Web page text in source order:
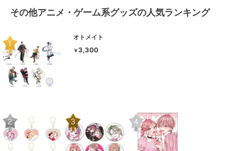
その他アニメ・ゲーム系グッズの人気ランキング
オトメイト
￥3,300